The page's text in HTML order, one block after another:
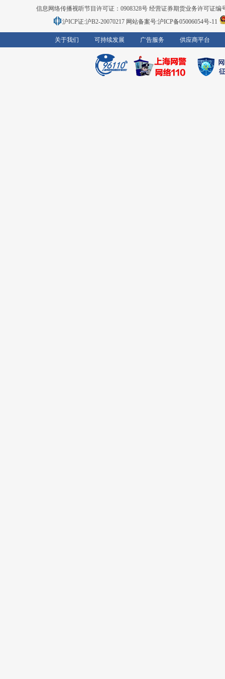
信息网络传播视听节目许可证：0908328号 经营证券期货业务许可证编
沪ICP证:沪B2-20070217 网站备案号:沪ICP备05006054号-11
关于我们 可持续发展 广告服务 供应商平台